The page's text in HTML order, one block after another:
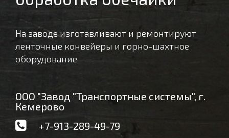
На заводе изготавливают и ремонтируют
ленточные конвейеры и горно-шахтное
оборудование
ООО "Завод "Транспортные системы", г.
Кемерово
+7-913-289-49-79